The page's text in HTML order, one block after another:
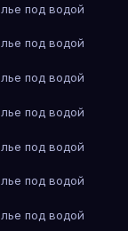
под водой
под водой
под водой
под водой
под водой
под водой
под водой